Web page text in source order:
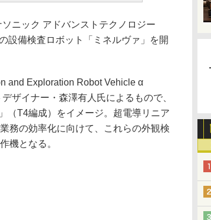
ニック アドバンストテクノロジー
設備検査ロボット「ミネルヴァ」を開
and Exploration Robot Vehicle α
ザイナー・森澤有人氏によるもので、
（T4編成）をイメージ。超電導リニア
務の効率化に向けて、これらの外観検
機となる。